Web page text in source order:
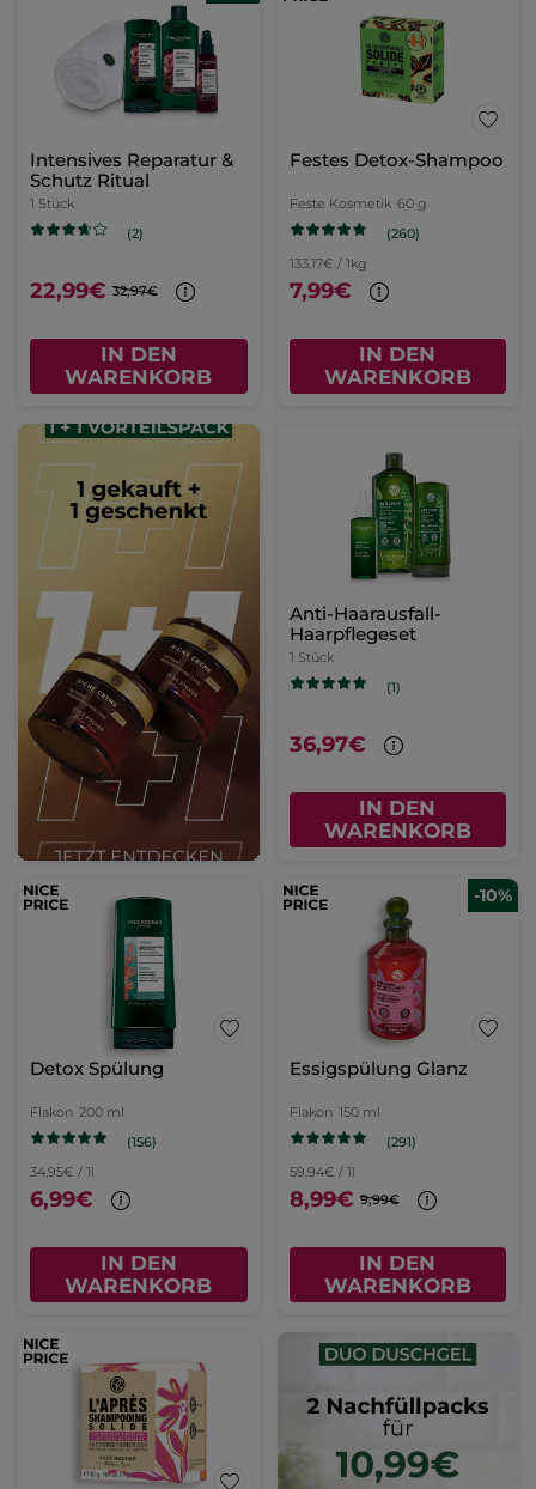
Intensives Reparatur &
Schutz Ritual
1 Stück
(2)
22,99€ 32,97€
IN DEN
WARENKORB
Festes Detox-Shampoo
Feste Kosmetik 60 g
(260)
133,17€ / 1kg
7,99€
IN DEN
WARENKORB
Anti-Haarausfall-
Haarpflegeset
1 Stück
(1)
36,97€
IN DEN
WARENKORB
Detox Spülung
Flakon 200 ml
(156)
34,95€ / 1l
6,99€
IN DEN
WARENKORB
-10%
Essigspülung Glanz
Flakon 150 ml
(291)
59,94€ / 1l
8,99€ 9,99€
IN DEN
WARENKORB